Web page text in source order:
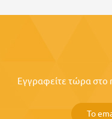
Εγγραφείτε τώρα στο